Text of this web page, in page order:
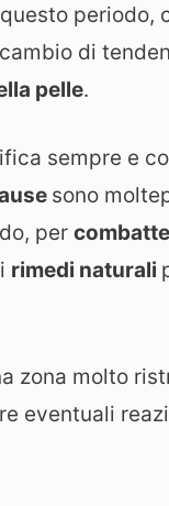
periodo,
di
pelle.
sempre e
sono
per
rimedi naturali
zona molto
eventuali